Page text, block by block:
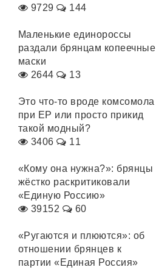
9729
144
Маленькие единороссы
раздали брянцам копеечные
маски
2644
13
Это что-то вроде комсомола
при ЕР или просто прикид
такой модный?
3406
11
«Кому она нужна?»: брянцы
жёстко раскритиковали
«Единую Россию»
39152
60
«Ругаются и плюются»: об
отношении брянцев к
партии «Единая Россия»